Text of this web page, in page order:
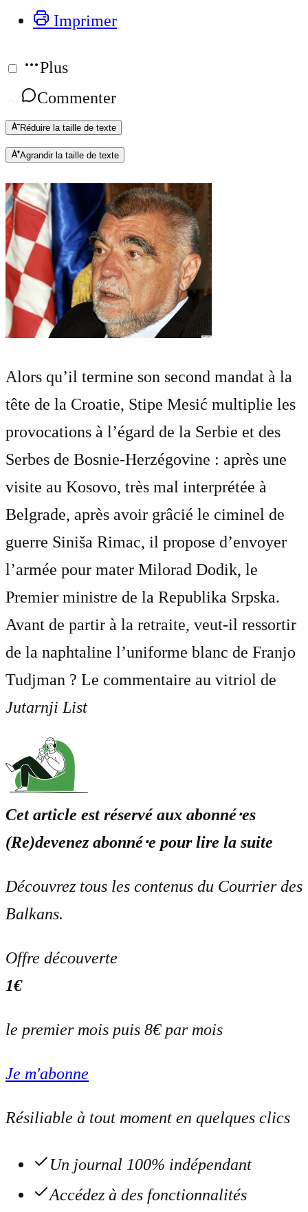
Imprimer
Plus
Commenter
Réduire la taille de texte
Agrandir la taille de texte
Alors qu’il termine son second mandat à la
tête de la Croatie, Stipe Mesić multiplie les
provocations à l’égard de la Serbie et des
Serbes de Bosnie-Herzégovine : après une
visite au Kosovo, très mal interprétée à
Belgrade, après avoir grâcié le ciminel de
guerre Siniša Rimac, il propose d’envoyer
l’armée pour mater Milorad Dodik, le
Premier ministre de la Republika Srpska.
Avant de partir à la retraite, veut-il ressortir
de la naphtaline l’uniforme blanc de Franjo
Tudjman ? Le commentaire au vitriol de
Jutarnji List
Cet article est réservé aux abonné⋅es
(Re)devenez abonné⋅e pour lire la suite
Découvrez tous les contenus du Courrier des
Balkans.
Offre découverte
1€
le premier mois puis 8€ par mois
Je m'abonne
Résiliable à tout moment en quelques clics
Un journal 100% indépendant
Accédez à des fonctionnalités